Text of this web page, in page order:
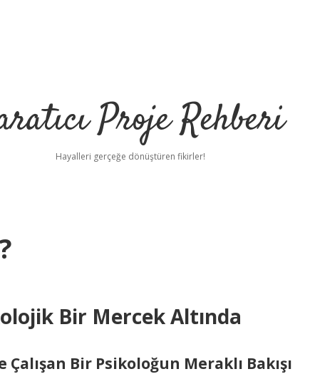
Proje Rehberi
Hayalleri gerçeğe dönüştüren fikirler!
Bir Mercek Altında
Bir Psikoloğun Meraklı Bakışı